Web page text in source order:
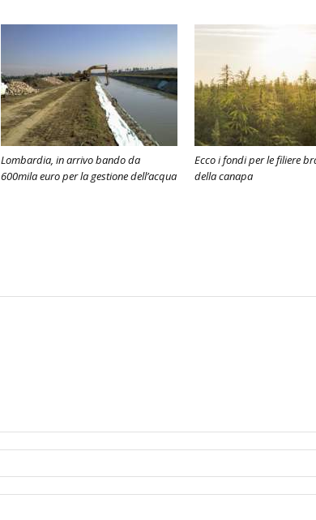
Lombardia, in arrivo bando da
600mila euro per la gestione dell’acqua
Ecco i fondi per le filiere
della canapa